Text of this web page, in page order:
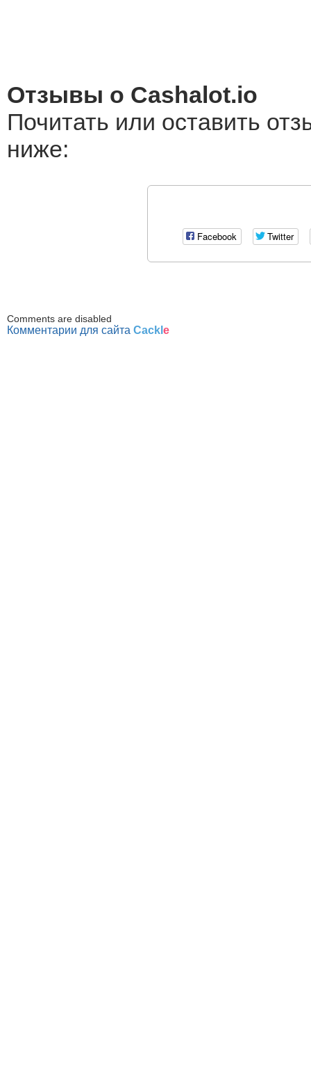
Отзывы о Cashalot.io
Почитать или оставить
ниже:
Facebook Twitter
Comments are disabled
Комментарии для сайта Cackl e